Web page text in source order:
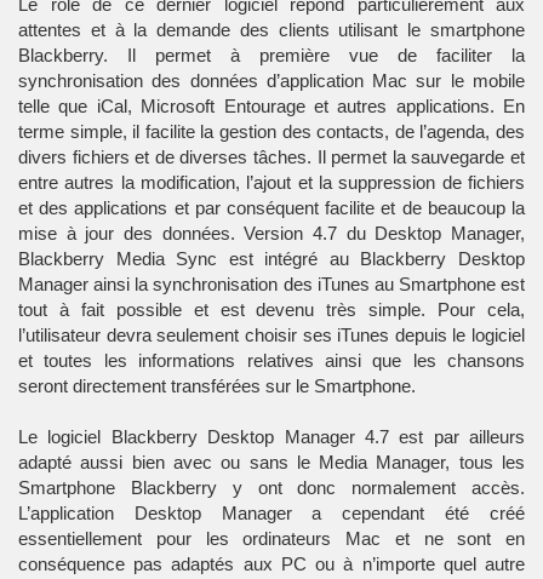
Le rôle de ce dernier logiciel répond particulièrement aux
attentes et à la demande des clients utilisant le smartphone
Blackberry. Il permet à première vue de faciliter la
synchronisation des données d’application Mac sur le mobile
telle que iCal, Microsoft Entourage et autres applications. En
terme simple, il facilite la gestion des contacts, de l’agenda, des
divers fichiers et de diverses tâches. Il permet la sauvegarde et
entre autres la modification, l’ajout et la suppression de fichiers
et des applications et par conséquent facilite et de beaucoup la
mise à jour des données. Version 4.7 du Desktop Manager,
Blackberry Media Sync est intégré au Blackberry Desktop
Manager ainsi la synchronisation des iTunes au Smartphone est
tout à fait possible et est devenu très simple. Pour cela,
l’utilisateur devra seulement choisir ses iTunes depuis le logiciel
et toutes les informations relatives ainsi que les chansons
seront directement transférées sur le Smartphone.
Le logiciel Blackberry Desktop Manager 4.7 est par ailleurs
adapté aussi bien avec ou sans le Media Manager, tous les
Smartphone Blackberry y ont donc normalement accès.
L’application Desktop Manager a cependant été créé
essentiellement pour les ordinateurs Mac et ne sont en
conséquence pas adaptés aux PC ou à n’importe quel autre